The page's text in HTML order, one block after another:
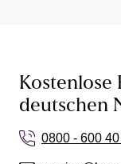
Kostenlose
deutschen
0800 - 600